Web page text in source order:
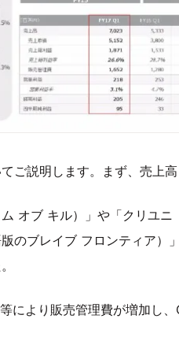
ご説明します。まず、売上高
オブ キル）」や「クリユ
のブレイブ フロンティア）
により販売管理費が増加し、